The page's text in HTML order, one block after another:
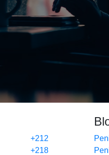
+212
+218